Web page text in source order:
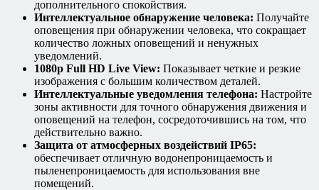
дополнительного спокойствия.
Интеллектуальное обнаружение человека: Получайте
оповещения при обнаружении человека, что сокращает
количество ложных оповещений и ненужных
уведомлений.
1080p Full HD Live View: Показывает четкие и резкие
изображения с большим количеством деталей.
Интеллектуальные уведомления телефона: Настройте
зоны активности для точного обнаружения движения и
оповещений на телефон, сосредоточившись на том, что
действительно важно.
Защита от атмосферных воздействий IP65:
обеспечивает отличную водонепроницаемость и
пыленепроницаемость для использования вне
помещений.